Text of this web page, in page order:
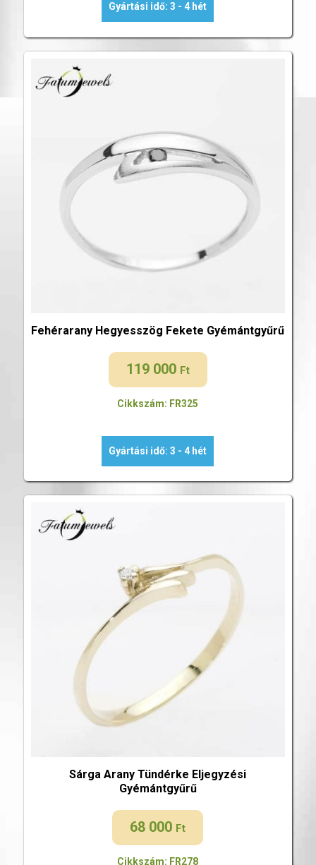
Gyártási idő: 3 - 4 hét
Fehérarany Hegyesszög Fekete Gyémántgyűrű
119 000 Ft
Cikkszám: FR325
Gyártási idő: 3 - 4 hét
Sárga Arany Tündérke Eljegyzési
Gyémántgyűrű
68 000 Ft
Cikkszám: FR278